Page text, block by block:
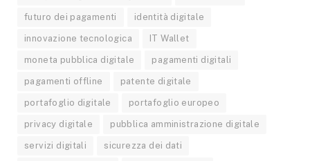
futuro dei pagamenti identità digitale
innovazione tecnologica IT Wallet
moneta pubblica digitale pagamenti digitali
pagamenti offline patente digitale
portafoglio digitale portafoglio europeo
privacy digitale pubblica amministrazione digitale
servizi digitali sicurezza dei dati